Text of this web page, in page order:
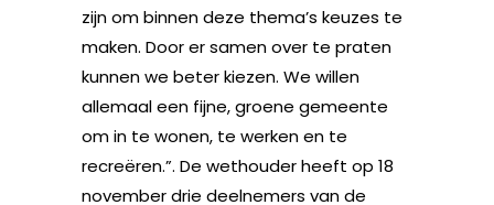
zijn om binnen deze thema’s keuzes te
maken. Door er samen over te praten
kunnen we beter kiezen. We willen
allemaal een fijne, groene gemeente
om in te wonen, te werken en te
recreëren.”. De wethouder heeft op 18
november drie deelnemers van de